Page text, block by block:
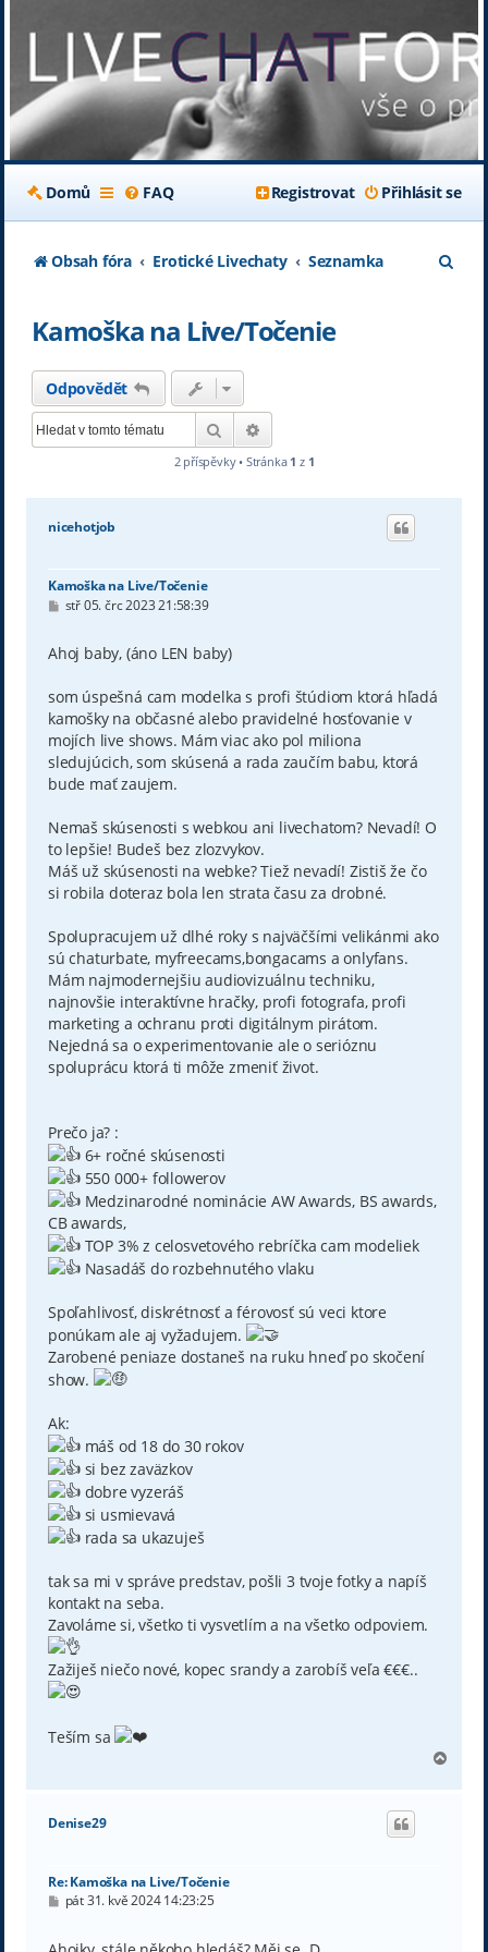
Domů FAQ Přihlásit se
Registrovat
Obsah fóra Erotické Livechaty Seznamka
Kamoška na Live/Točenie
Odpovědět
Hledat
2 příspěvky • Stránka 1 z 1
nicehotjob
Kamoška na Live/Točenie
P
s
p
v
k
stř 05. črc 2023 21:58:39
Ahoj baby, (áno LEN baby)
som úspešná cam modelka s profi štúdiom ktorá hľadá
kamošky na občasné alebo pravidelné hosťovanie v
mojích live shows. Mám viac ako pol miliona
sledujúcich, som skúsená a rada zaučím babu, ktorá
bude mať zaujem.
Nemaš skúsenosti s webkou ani livechatom? Nevadí! O
to lepšie! Budeš bez zlozvykov.
Máš už skúsenosti na webke? Tiež nevadí! Zistiš že čo
si robila doteraz bola len strata času za drobné.
Spolupracujem už dlhé roky s najväčšími velikánmi ako
sú chaturbate, myfreecams,bongacams a onlyfans.
Mám najmodernejšiu audiovizuálnu techniku,
najnovšie interaktívne hračky, profi fotografa, profi
marketing a ochranu proti digitálnym pirátom.
Nejedná sa o experimentovanie ale o serióznu
spoluprácu ktorá ti môže zmeniť život.
Prečo ja? :
6+ ročné skúsenosti
550 000+ followerov
Medzinarodné nominácie AW Awards, BS awards,
CB awards,
TOP 3% z celosvetového rebríčka cam modeliek
Nasadáš do rozbehnutého vlaku
Spoľahlivosť, diskrétnosť a férovosť sú veci ktore
ponúkam ale aj vyžadujem.
Zarobené peniaze dostaneš na ruku hneď po skočení
show.
Ak:
máš od 18 do 30 rokov
si bez zaväzkov
dobre vyzeráš
si usmievavá
rada sa ukazuješ
tak sa mi v správe predstav, pošli 3 tvoje fotky a napíš
kontakt na seba.
Zavoláme si, všetko ti vysvetlím a na všetko odpoviem.
Zažiješ niečo nové, kopec srandy a zarobíš veľa €€€..
Teším sa
h
Denise29
Re: Kamoška na Live/Točenie
P
s
pát 31. kvě 2024 14:23:25